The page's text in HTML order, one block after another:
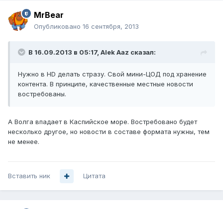
MrBear
Опубликовано 16 сентября, 2013
В 16.09.2013 в 05:17, Alek Aaz сказал:
Нужно в HD делать стразу. Свой мини-ЦОД под хранение
контента. В принципе, качественные местные новости
востребованы.
А Волга впадает в Каспийское море. Востребовано будет
несколько другое, но новости в составе формата нужны, тем
не менее.
Вставить ник Цитата